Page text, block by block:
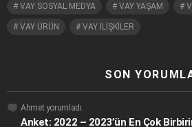
VAY SOSYAL MEDYA VAY YAŞAM
VAY ÜRÜN VAY İLİŞKİLER
SON
Ahmet yorumladı.
Anket: 2022 – 2023’ün En Çok